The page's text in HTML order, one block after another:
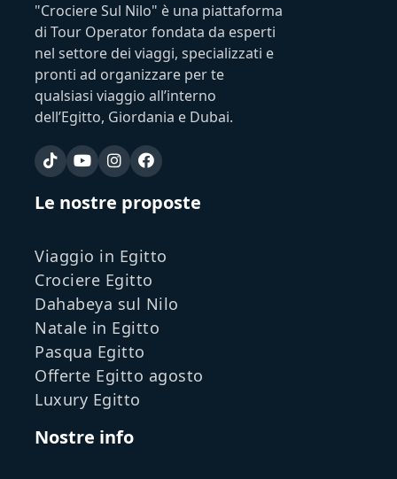
"Crociere Sul Nilo" è una piattaforma
di Tour Operator fondata da esperti
nel settore dei viaggi, specializzati e
pronti ad organizzare per te
qualsiasi viaggio all’interno
dell’Egitto, Giordania e Dubai.
Le nostre proposte
Viaggio in Egitto
Crociere Egitto
Dahabeya sul Nilo
Natale in Egitto
Pasqua Egitto
Offerte Egitto agosto
Luxury Egitto
Nostre info